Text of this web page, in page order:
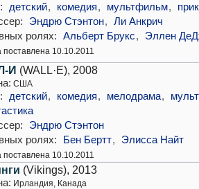
детский, комедия, мультфильм,
Эндрю Стэнтон, Ли Анкрич
ролях: Альберт Брукс, Эллен
поставлена 10.10.2011
И (WALL·E), 2008
США
детский, комедия, мелодрама,
Эндрю Стэнтон
ролях:
Бен Бертт, Элисса Найт
поставлена 10.10.2011
(Vikings), 2013
Ирландия, Канада